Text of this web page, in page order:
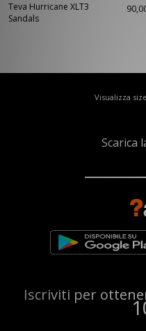
Teva Hurricane XLT3
Sandals
Visualizza
Scarica
Iscriviti per